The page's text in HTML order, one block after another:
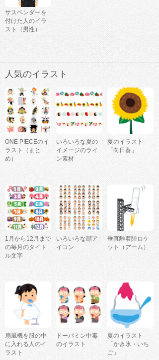
サスペンダーを
付けた人のイラ
スト（男性）
人気のイラスト
ONE PIECEのイ
ラスト（まと
め）
いろいろな夏の
イメージのライ
ン素材
夏のイラスト
「向日葵」
1月から12月まで
の毎月のタイト
ル文字
いろいろな顔ア
イコン
垂直離着陸ロケ
ット（アーム）
扇風機を服の中
に入れる人のイ
ラスト
ドーパミン中毒
のイラスト
夏のイラスト
「かき氷・いち
ご」